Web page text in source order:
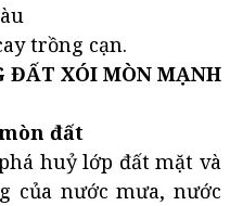
trồng cạn.
ĐẤT XÓI MÒN MẠNH
đất
huỷ lớp đất mặt và
của nước mưa, nước